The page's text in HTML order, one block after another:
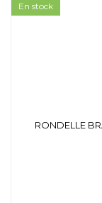
RONDELLE
En stock